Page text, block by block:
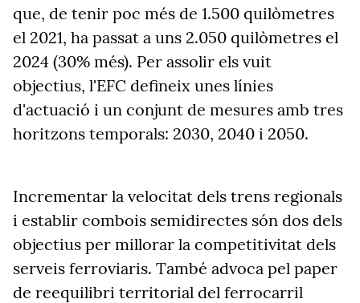
que, de tenir poc més de 1.500 quilòmetres
el 2021, ha passat a uns 2.050 quilòmetres el
2024 (30% més). Per assolir els vuit
objectius, l'EFC defineix unes línies
d'actuació i un conjunt de mesures amb tres
horitzons temporals: 2030, 2040 i 2050.
Incrementar la velocitat dels trens regionals
i establir combois semidirectes són dos dels
objectius per millorar la competitivitat dels
serveis ferroviaris. També advoca pel paper
de reequilibri territorial del ferrocarril